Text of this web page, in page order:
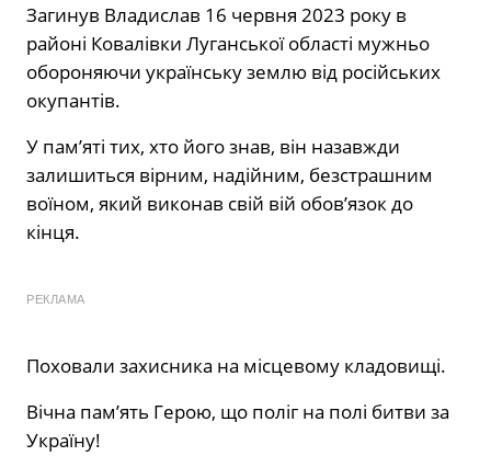
Загинув Владислав 16 червня 2023 року в
районі Ковалівки Луганської області мужньо
обороняючи українську землю від російських
окупантів.
У пам’яті тих, хто його знав, він назавжди
залишиться вірним, надійним, безстрашним
воїном, який виконав свій вій обов’язок до
кінця.
РЕКЛАМА
Поховали захисника на місцевому кладовищі.
Вічна пам’ять Герою, що поліг на полі битви за
Україну!